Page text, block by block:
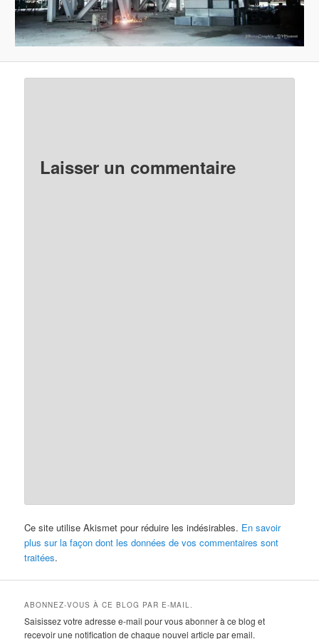
Laisser un commentaire
Ce site utilise Akismet pour réduire les indésirables. En savoir
plus sur la façon dont les données de vos commentaires sont
traitées.
ABONNEZ-VOUS À CE BLOG PAR E-MAIL.
Saisissez votre adresse e-mail pour vous abonner à ce blog et
recevoir une notification de chaque nouvel article par email.